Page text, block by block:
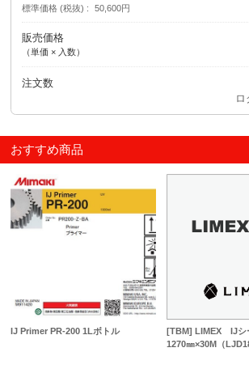
標準価格 (税抜)
50,600円
販売価格
（単価 × 入数）
注文数
ロ
おすすめ商品
IJ Primer PR-200 1Lボトル
[TBM] LIMEX IJシ
1270㎜×30M（